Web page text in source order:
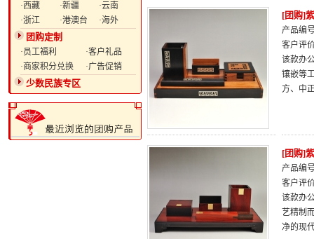
·西藏
·新疆
·云南
·浙江
·港澳台 ·海外
团购定制
·员工福利
·客户礼品
·商家积分兑换
·广告促销
少数民族专区
[团购]
产品编
客户评
该款办
镶嵌等
方、中
[团购]
产品编
客户评
该款办
艺精制
净的现